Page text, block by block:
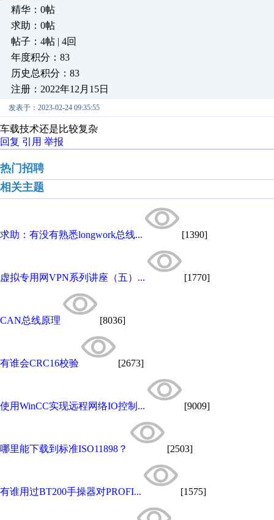
精华：0帖
求助：0帖
帖子：4帖 | 4回
年度积分：83
历史总积分：83
注册：2022年12月15日
发表于：2023-02-24 09:35:55
车载技术还是比较复杂
回复 引用 举报
热门招聘
相关主题
求助：有没有熟悉longwork总线... [1390]
虚拟专用网VPN系列讲座（五）... [1770]
CAN总线原理 [8036]
有谁会CRC16校验 [2673]
使用WinCC实现远程网络IO控制... [9009]
哪里能下载到标准ISO11898？ [2503]
有谁用过BT200手操器对PROFI... [1575]